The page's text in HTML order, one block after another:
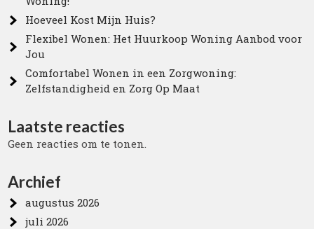
Hoeveel Kost Mijn Huis?
Flexibel Wonen: Het Huurkoop Woning Aanbod voor
Jou
Comfortabel Wonen in een Zorgwoning:
Zelfstandigheid en Zorg Op Maat
Laatste reacties
Geen reacties om te tonen.
Archief
augustus 2026
juli 2026